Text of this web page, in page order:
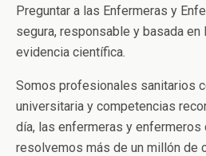
Preguntar a las Enfermeras y
segura, responsable y basada en
evidencia científica.
Somos profesionales sanitarios
universitaria y competencias
día, las enfermeras y enfermeros
resolvemos más de un millón de